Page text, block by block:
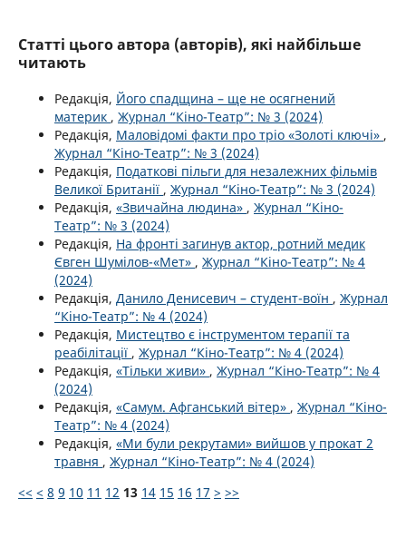
Статті цього автора (авторів), які найбільше
читають
Редакція, Його спадщина – ще не осягнений
материк , Журнал “Кіно-Театр”: № 3 (2024)
Редакція, Маловідомі факти про тріо «Золоті ключі» ,
Журнал “Кіно-Театр”: № 3 (2024)
Редакція, Податкові пільги для незалежних фільмів
Великої Британії , Журнал “Кіно-Театр”: № 3 (2024)
Редакція, «Звичайна людина» , Журнал “Кіно-
Театр”: № 3 (2024)
Редакція, На фронті загинув актор, ротний медик
Євген Шумілов-«Мет» , Журнал “Кіно-Театр”: № 4
(2024)
Редакція, Данило Денисевич – студент-воїн , Журнал
“Кіно-Театр”: № 4 (2024)
Редакція, Мистецтво є інструментом терапії та
реабілітації , Журнал “Кіно-Театр”: № 4 (2024)
Редакція, «Тільки живи» , Журнал “Кіно-Театр”: № 4
(2024)
Редакція, «Самум. Афганський вітер» , Журнал “Кіно-
Театр”: № 4 (2024)
Редакція, «Ми були рекрутами» вийшов у прокат 2
травня , Журнал “Кіно-Театр”: № 4 (2024)
<< < 8 9 10 11 12 13 14 15 16 17 > >>